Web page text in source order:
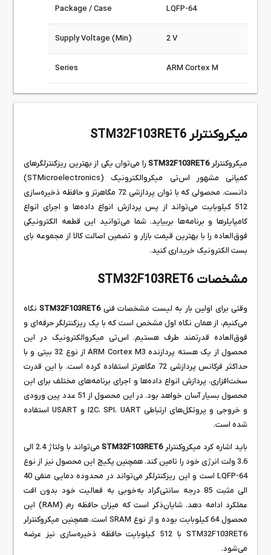
Package / Case LQFP-64
Supply Voltage (Min) 2 V
Series ARM Cortex M
میکروکنترلر STM32F103RET6
میکروکنترلرSTM32F103RET6را می‌توان یکی از بهترین ریزکنترلگرهای
کمپانی مشهور اس‌تی‌ میکروالکترونیک (STMicroelectronics)
دانست. محصولی که با توان پردازشی 72 مگاهرتز و حافظه ذخیره‌سازی
512 کیلوبایت می‌تواند از پس پردازش انواع داده‌ها و اجرای انواع
کامپایلرها و برنامه‌ها بربیاید. شما می‌توانید این قطعه الکترونیکی
فوق‌العاده را با بهترین قیمت بازار و تضمین اصالت کالا از مجموعه بای
بست الکترونیک خریداری کنید.
مشخصات STM32F103RET6
وقتی برای اولین بار به لیست مشخصات فنیSTM32F103RET6نگاه
می‌کنیم، از همان نگاه اول مشخص است که با یک ریزکنترلگر حرفه‌ای و
فوق‌العاده قدرتمند طرف هستیم. اس‌تی‌ میکروالکترونیک در این
محصول از یک هسته پردازنده ARM Cortex M3 از نوع 32 بیتی و با
حداکثر فرکانس پردازشی 72 مگاهرتز استفاده کرده است. با این قدرت
سخت‌افزاری، پردازش انواع داده‌ها و اجرای برنامه‌های مختلف برای این
محصول بسیار آسان خواهد بود. در این محصول از 51 عدد پین ورودی
و خروجی و پروتکل‌های ارتباطی I2C، SPI، UART و USART استفاده
شده است.
باید اشاره کرد میکروکنترلرSTM32F103RET6
می‌تواند با ولتاژ 2.4 الی
3.6 ولت انرژی خود را تامین کند. همچنین پکیج این محصول نیز از نوع
LQFP-64 است و این ریزکنترلگر می‌تواند در محدوده دمایی منفی 40
الی مثبت 85 درجه سانتی‌گراد به‌خوبی به فعالیت خود بدون افت
عملکرد ادامه دهد. شایان‌ذکر است که میزان حافظه رم (RAM) این
محصول 64 کیلوبایت بوده و از نوع SRAM است. همچنین میکروکنترلر
STM32F103RET6 با 512 کیلوبایت حافظه ذخیره‌سازی نیز عرضه
می‌شود.